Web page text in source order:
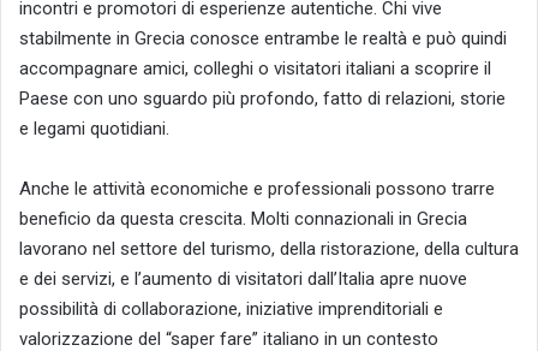
incontri e promotori di esperienze autentiche. Chi vive
stabilmente in Grecia conosce entrambe le realtà e può quindi
accompagnare amici, colleghi o visitatori italiani a scoprire il
Paese con uno sguardo più profondo, fatto di relazioni, storie
e legami quotidiani.
Anche le attività economiche e professionali possono trarre
beneficio da questa crescita. Molti connazionali in Grecia
lavorano nel settore del turismo, della ristorazione, della cultura
e dei servizi, e l’aumento di visitatori dall’Italia apre nuove
possibilità di collaborazione, iniziative imprenditoriali e
valorizzazione del “saper fare” italiano in un contesto